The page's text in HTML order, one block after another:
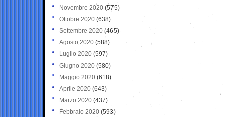
Novembre 2020 (575)
Ottobre 2020 (638)
Settembre 2020(465)
Agosto 2020 (588)
Luglio 2020 (597)
Giugno 2020 (580)
Maggio 2020 (618)
Aprile 2020 (643)
Marzo 2020 (437)
Febbraio 2020 (593)